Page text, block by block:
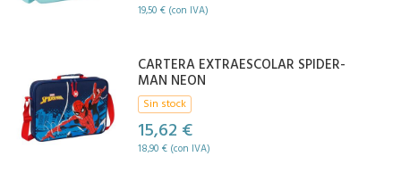
19,50 € (con IVA)
CARTERA EXTRAESCOLAR SPIDER-
MAN NEON
Sin stock
15,62 €
18,90 € (con IVA)